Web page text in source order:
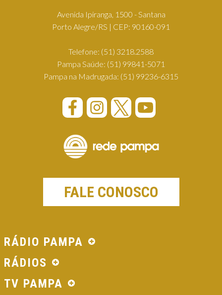
Avenida Ipiranga, 1500 - Santana
Porto Alegre/RS | CEP: 90160-091
Telefone: (51) 3218.2588
Pampa Saúde: (51) 99841-5071
Pampa na Madrugada: (51) 99236-6315
FALE CONOSCO
RÁDIO PAMPA
RÁDIOS
TV PAMPA